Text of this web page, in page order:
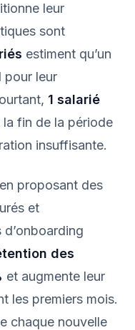
leur
sont
estiment qu’un
pour leur
1 salarié
fin de la période
insuffisante.
proposant des
et
des
et augmente leur
les premiers mois.
chaque nouvelle